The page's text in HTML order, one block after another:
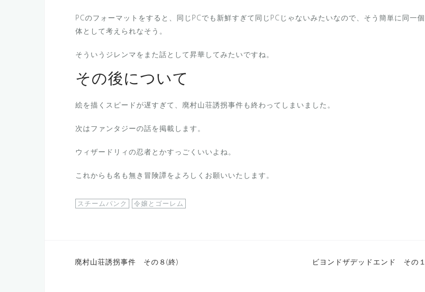
PCのフォーマットをすると、同じPCでも新鮮すぎて同じPCじゃないみたいなので、そう簡単に同一個
体として考えられなそう。
そういうジレンマをまた話として昇華してみたいですね。
その後について
絵を描くスピードが遅すぎて、廃村山荘誘拐事件も終わってしまいました。
次はファンタジーの話を掲載します。
ウィザードリィの忍者とかすっごくいいよね。
これからも名も無き冒険譚をよろしくお願いいたします。
スチームパンク 令嬢とゴーレム
投
廃村山荘誘拐事件 その８(終) ビヨンドザデッドエンド その１